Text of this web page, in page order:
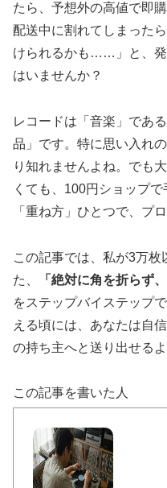
たら、予想外の高値で即
配送中に割れてしまった
けられるかも……」と、発
はいませんか？
レコードは「音楽」であ
品」です。特に思い入れ
り知れませんよね。でも
くても、100円ショップ
「重ね方」ひとつで、プ
この記事では、私が3万
た、
「絶対に角を折らず
をステップバイステップ
える頃には、あなたは自
の持ち主へと送り出せる
この記事を書いた人